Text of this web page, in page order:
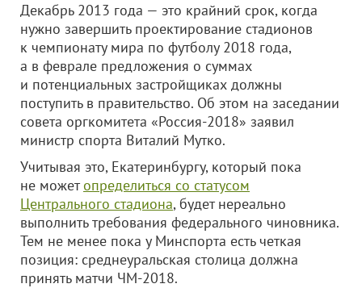
Декабрь 2013 года — это крайний срок, когда
нужно завершить проектирование стадионов
к чемпионату мира по футболу 2018 года,
а в феврале предложения о суммах
и потенциальных застройщиках должны
поступить в правительство. Об этом на заседании
совета оргкомитета «Россия-2018» заявил
министр спорта Виталий Мутко.
Учитывая это, Екатеринбургу, который пока
не можетопределиться со статусом
Центрального стадиона, будет нереально
выполнить требования федерального чиновника.
Тем не менее пока у Минспорта есть четкая
позиция: среднеуральская столица должна
принять матчи ЧМ-2018.